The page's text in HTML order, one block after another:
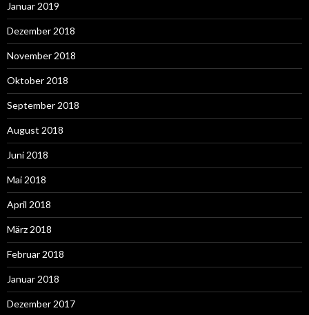
Januar 2019
Dezember 2018
November 2018
Oktober 2018
September 2018
August 2018
Juni 2018
Mai 2018
April 2018
März 2018
Februar 2018
Januar 2018
Dezember 2017